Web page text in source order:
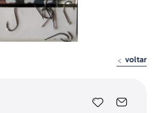
voltar